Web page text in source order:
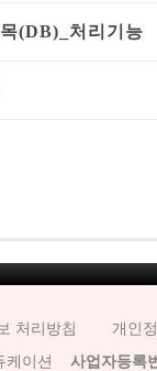
(DB)_처리기능
기 단과
처리방침
개인정
케이션 사업자등록